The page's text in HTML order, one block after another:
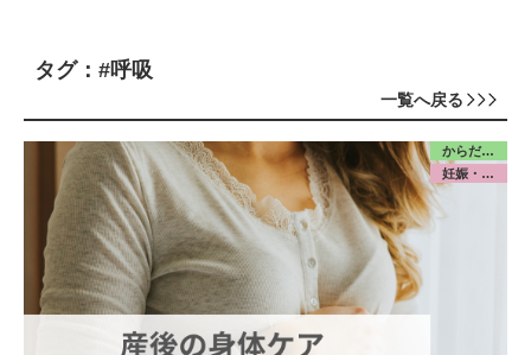
タグ：#呼吸
一覧へ戻る
からだ／産前産後
妊娠・出産